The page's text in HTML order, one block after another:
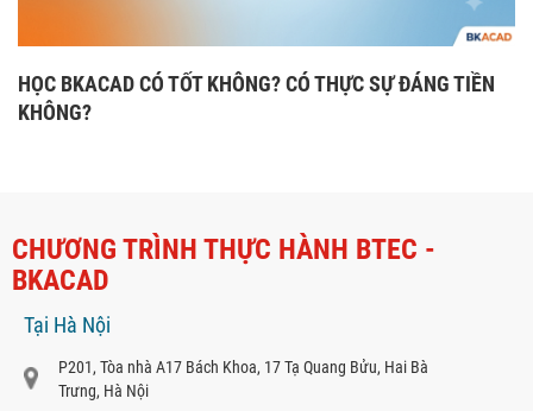
HỌC BKACAD CÓ TỐT KHÔNG? CÓ THỰC SỰ ĐÁNG TIỀN
KHÔNG?
CHƯƠNG TRÌNH THỰC HÀNH BTEC -
BKACAD
Tại Hà Nội
P201, Tòa nhà A17 Bách Khoa, 17 Tạ Quang Bửu, Hai Bà
Trưng, Hà Nội